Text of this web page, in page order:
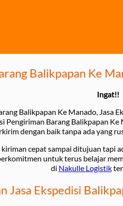
Balikpapan Ke
Ingat!!
Balikpapan Ke Manado,
Pengiriman Barang Balikpapan Ke
dengan baik tanpa ada yang
cepat sampai ditujuan tapi
untuk terus belajar
di Nakulle Logistik
Jasa Ekspedisi